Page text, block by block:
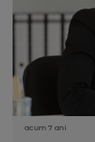
acum 7 ani